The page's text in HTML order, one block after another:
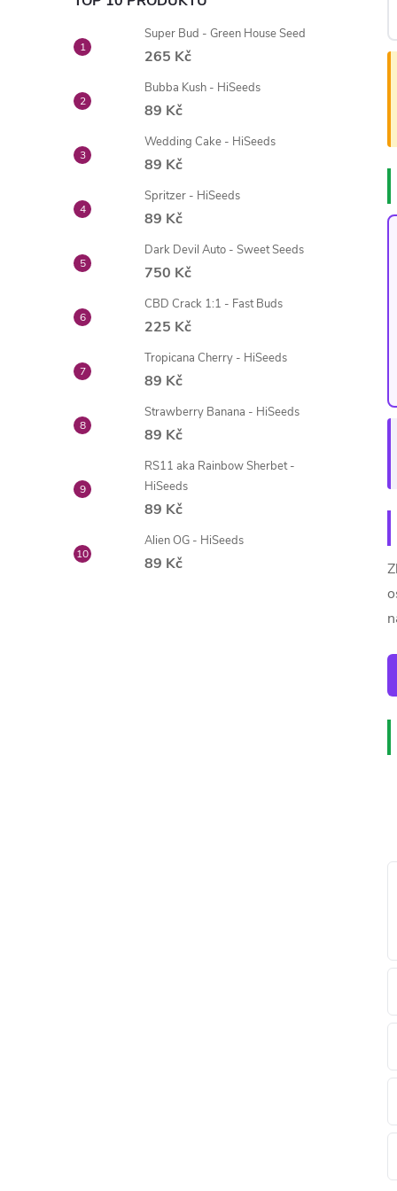
Super Bud - Green House Seed
265 Kč
Bubba Kush - HiSeeds
89 Kč
Wedding Cake - HiSeeds
89 Kč
Spritzer - HiSeeds
89 Kč
Dark Devil Auto - Sweet Seeds
750 Kč
CBD Crack 1:1 - Fast Buds
225 Kč
Tropicana Cherry - HiSeeds
89 Kč
Strawberry Banana - HiSeeds
89 Kč
RS11 aka Rainbow Sherbet -
HiSeeds
89 Kč
Alien OG - HiSeeds
89 Kč